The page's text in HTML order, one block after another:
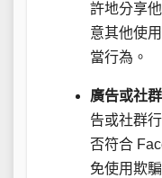
許地分享
意其他使
當行為。
廣告或社
告或社群
否符合
免使用欺